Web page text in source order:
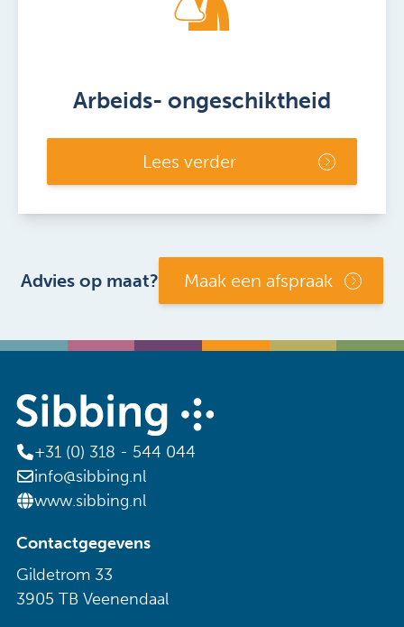
Arbeids- ongeschiktheid
Lees verder
Advies op maat? Maak een afspraak
+31 (0) 318 - 544 044
info@sibbing.nl
www.sibbing.nl
Contactgegevens
Gildetrom 33
3905 TB Veenendaal